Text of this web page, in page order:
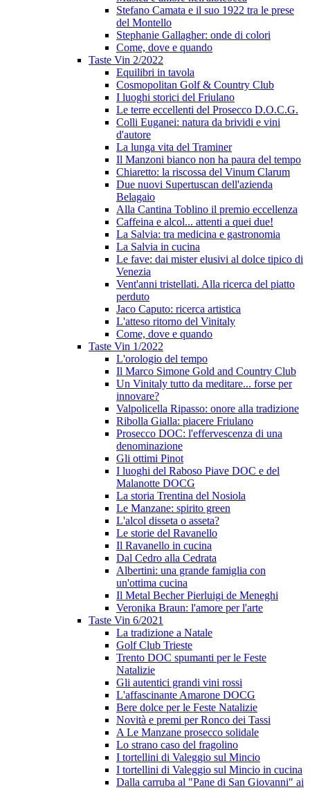
Stefano Camata e il suo 1922 tra le prese
del Montello
Stephanie Gallagher: onde di colori
Come, dove e quando
Taste Vin 2/2022
Equilibri in tavola
Cosmopolitan Golf & Country Club
I luoghi storici del Friulano
Le terre eccellenti del Prosecco D.O.C.G.
Colli Euganei: natura da brividi e vini
d'autore
La lunga vita del Traminer
Il Manzoni bianco non ha paura del tempo
Chiaretto: la riscossa del Vinum Clarum
Due nuovi Supertuscan dell'azienda
Belagaio
Alla Cantina Toblino il premio eccellenza
Caffeina e alcol... attenti a quei due!
La Salvia: tra medicina e gastronomia
La Salvia in cucina
Le fave: dai mister elusivi al dolce tipico di
Venezia
Vent'anni tristellati. Alla ricerca del piatto
perduto
Jaco Caputo: ricerca artistica
L'atteso ritorno del Vinitaly
Come, dove e quando
Taste Vin 1/2022
L'orologio del tempo
Il Marco Simone Gold and Country Club
Un Vinitaly tutto da meditare... forse per
innovare?
Valpolicella Ripasso: onore alla tradizione
Ribolla Gialla: piacere Friulano
Prosecco DOC: l'effervescenza di una
denominazione
Gli ottimi Pinot
I luoghi del Raboso Piave DOC e del
Malanotte DOCG
La storia Trentina del Nosiola
Le Manzane: spirito green
L'alcol disseta o asseta?
Le storie del Ravanello
Il Ravanello in cucina
Dal Cedro alla Cedrata
Albertini: una grande famiglia con
un'ottima cucina
Il Metal Becher Pierluigi de Meneghi
Veronika Braun: l'amore per l'arte
Taste Vin 6/2021
La tradizione a Natale
Golf Club Trieste
Trento DOC spumanti per le Feste
Natalizie
Gli autentici grandi vini rossi
L'affascinante Amarone DOCG
Bere dolce per le Feste Natalizie
Novità e premi per Ronco dei Tassi
A Le Manzane prosecco solidale
Lo strano caso del fragolino
I tortellini di Valeggio sul Mincio
I tortellini di Valeggio sul Mincio in cucina
Dalla carruba al "Pane di San Giovanni" ai